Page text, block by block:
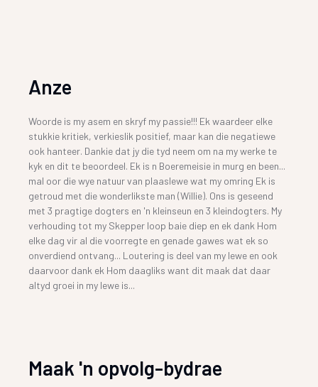
Anze
Woorde is my asem en skryf my passie!!! Ek waardeer elke
stukkie kritiek, verkieslik positief, maar kan die negatiewe
ook hanteer. Dankie dat jy die tyd neem om na my werke te
kyk en dit te beoordeel. Ek is n Boeremeisie in murg en been...
mal oor die wye natuur van plaaslewe wat my omring Ek is
getroud met die wonderlikste man (Willie). Ons is geseend
met 3 pragtige dogters en 'n kleinseun en 3 kleindogters. My
verhouding tot my Skepper loop baie diep en ek dank Hom
elke dag vir al die voorregte en genade gawes wat ek so
onverdiend ontvang... Loutering is deel van my lewe en ook
daarvoor dank ek Hom daagliks want dit maak dat daar
altyd groei in my lewe is...
Maak 'n opvolg-bydrae